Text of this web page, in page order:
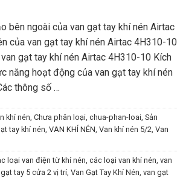
bên ngoài của van gạt tay khí nén Airtac
của van gạt tay khí nén Airtac 4H310-10
gạt tay khí nén Airtac 4H310-10 Kích
năng hoạt động của van gạt tay khí nén
thông số …
khí nén, Chưa phân loại, chua-phan-loai, Sản
tay khí nén, VAN KHÍ NÉN, Van khí nén 5/2, Van
loại van điện từ khí nén, các loại van khí nén, van
tay 5 cửa 2 vị trí, Van Gạt Tay Khí Nén, van gạt